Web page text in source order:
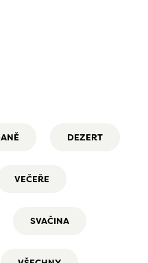
DEZERT
VEČEŘE
SVAČINA